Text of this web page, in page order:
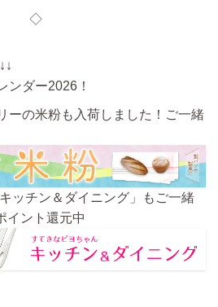
◇
ンダー2026！
ーの米粉も入荷しました！ご一緒
ッチン＆ダイニング」もご一緒
イント還元中